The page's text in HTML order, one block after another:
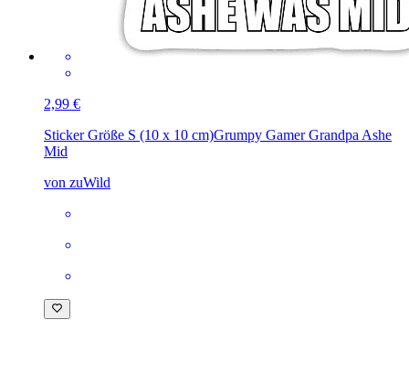
2,99 €
Sticker Größe S (10 x 10 cm)Grumpy Gamer Grandpa Ashe
Mid
von zuWild